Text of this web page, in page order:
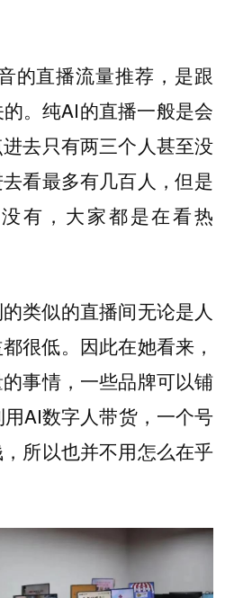
的直播流量推荐，是跟
。纯AI的直播一般是会
去只有两三个人甚至没
看最多有几百人，但是
有，大家都是在看热
类似的直播间无论是人
很低。因此在她看来，
事情，一些品牌可以铺
AI数字人带货，一个号
所以也并不用怎么在乎